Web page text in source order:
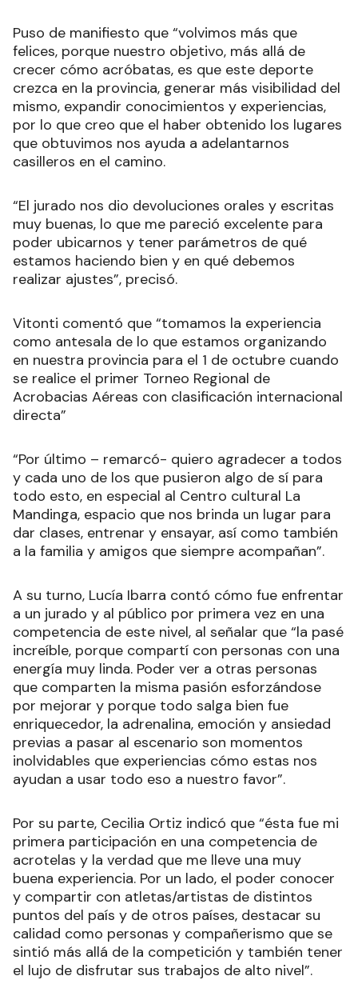
Puso de manifiesto que “volvimos más que
felices, porque nuestro objetivo, más allá de
crecer cómo acróbatas, es que este deporte
crezca en la provincia, generar más visibilidad del
mismo, expandir conocimientos y experiencias,
por lo que creo que el haber obtenido los lugares
que obtuvimos nos ayuda a adelantarnos
casilleros en el camino.
“El jurado nos dio devoluciones orales y escritas
muy buenas, lo que me pareció excelente para
poder ubicarnos y tener parámetros de qué
estamos haciendo bien y en qué debemos
realizar ajustes”, precisó.
Vitonti comentó que “tomamos la experiencia
como antesala de lo que estamos organizando
en nuestra provincia para el 1 de octubre cuando
se realice el primer Torneo Regional de
Acrobacias Aéreas con clasificación internacional
directa”
“Por último – remarcó- quiero agradecer a todos
y cada uno de los que pusieron algo de sí para
todo esto, en especial al Centro cultural La
Mandinga, espacio que nos brinda un lugar para
dar clases, entrenar y ensayar, así como también
a la familia y amigos que siempre acompañan”.
A su turno, Lucía Ibarra contó cómo fue enfrentar
a un jurado y al público por primera vez en una
competencia de este nivel, al señalar que “la pasé
increíble, porque compartí con personas con una
energía muy linda. Poder ver a otras personas
que comparten la misma pasión esforzándose
por mejorar y porque todo salga bien fue
enriquecedor, la adrenalina, emoción y ansiedad
previas a pasar al escenario son momentos
inolvidables que experiencias cómo estas nos
ayudan a usar todo eso a nuestro favor”.
Por su parte, Cecilia Ortiz indicó que “ésta fue mi
primera participación en una competencia de
acrotelas y la verdad que me lleve una muy
buena experiencia. Por un lado, el poder conocer
y compartir con atletas/artistas de distintos
puntos del país y de otros países, destacar su
calidad como personas y compañerismo que se
sintió más allá de la competición y también tener
el lujo de disfrutar sus trabajos de alto nivel”.